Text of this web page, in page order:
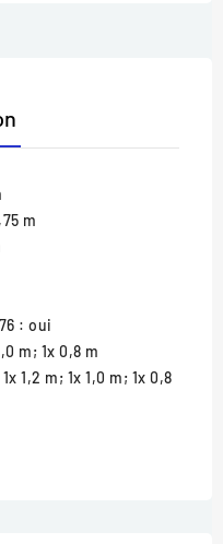
m
: oui
m; 1x 0,8 m
1,2 m; 1x 1,0 m; 1x 0,8